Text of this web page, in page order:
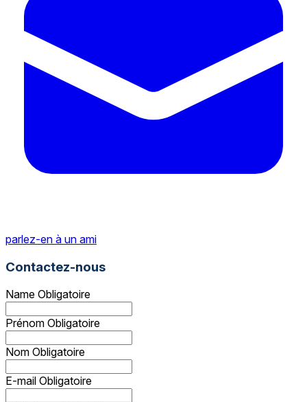
parlez-en à un ami
Contactez-nous
Name Obligatoire
Prénom Obligatoire
Nom Obligatoire
E-mail Obligatoire